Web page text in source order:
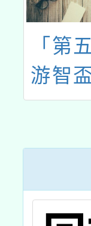
「第
游智
式